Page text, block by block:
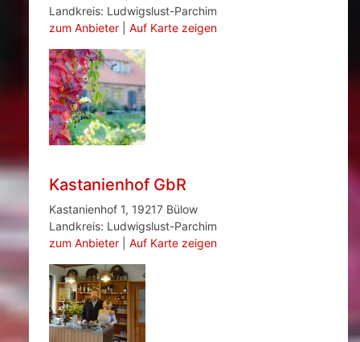
Landkreis: Ludwigslust-Parchim
zum Anbieter| Auf Karte zeigen
Kastanienhof GbR
Kastanienhof 1, 19217 Bülow
Landkreis: Ludwigslust-Parchim
zum Anbieter| Auf Karte zeigen